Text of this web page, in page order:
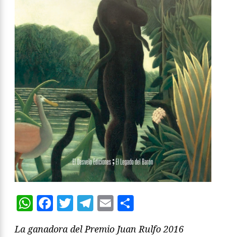
WhatsApp
Facebook
Twitter
Telegram
Email
La ganadora del Premio Juan Rulfo 2016